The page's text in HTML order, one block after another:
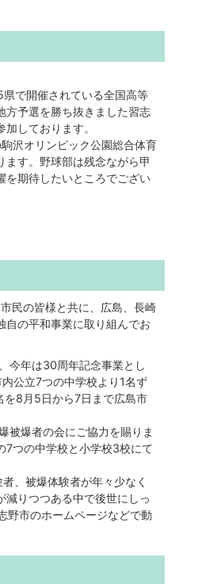
で開催されている全国高等
方予選を勝ち抜きました習志
しております。
沢オリンピック公園総合体育
す。野球部は残念ながら甲
を期待したいところでござい
民の皆様と共に、広島、長崎
自の平和事業に取り組んでお
今年は30周年記念事業とし
公立7つの中学校より1名ず
を8月5日から7日まで広島市
被爆者の会にご協力を賜りま
7つの中学校と小学校3校にて
、被爆体験者が年々少なく
りつつある中で後世にしっ
野市のホームページなどで動